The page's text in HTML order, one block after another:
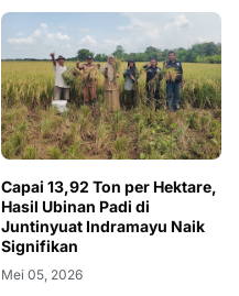
Capai 13,92 Ton per Hektare,
Hasil Ubinan Padi di
Juntinyuat Indramayu Naik
Signifikan
Mei 05, 2026